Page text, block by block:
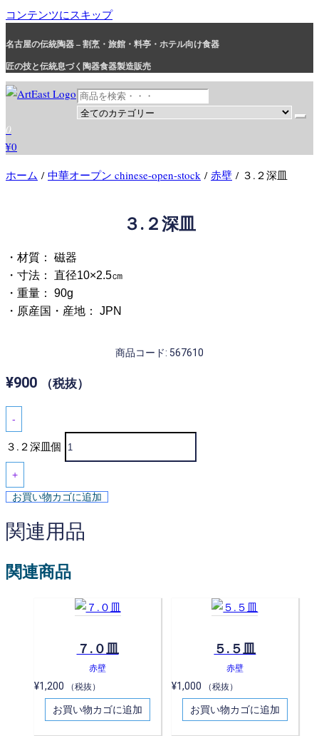
コンテンツにスキップ
名古屋の伝統陶器 – 割烹・旅館・料亭・ホテル向け食器
匠の技と伝統息づく陶器食器製造販売
和食器・洋食器通販｜割烹・旅館・料亭・ホテル等業務用卸販売
業務用から個人用まで、おしゃれでかわいい和食器・洋食器はま
とめ買いがお得です。
0
¥0
ホーム / 中華オープン chinese-open-stock / 赤壁 / ３.２深皿
３.２深皿
・材質： 磁器
・寸法： 直径10×2.5㎝
・重量： 90g
・原産国・産地： JPN
商品コード: 567610
¥900 （税抜）
-
３.２深皿個
+
お買い物カゴに追加
関連用品
関連商品
７.０皿
赤壁
¥1,200 （税抜）
お買い物カゴに追加
５.５皿
赤壁
¥1,000 （税抜）
お買い物カゴに追加